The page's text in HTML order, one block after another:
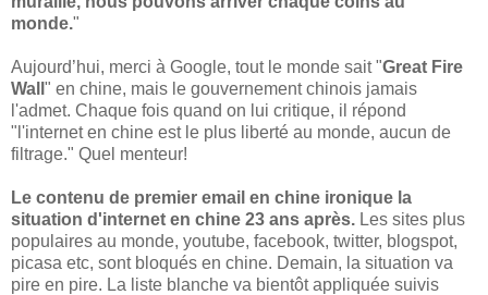
monde."
Aujourd’hui, merci à Google, tout le monde sait "Great Fire
Wall " en chine, mais le gouvernement chinois jamais
l'admet. Chaque fois quand on lui critique, il répond
"l'internet en chine est le plus liberté au monde, aucun de
filtrage." Quel menteur!
Le contenu de premier email en chine ironique la
situation d'internet en chine 23 ans après. Les sites plus
populaires au monde, youtube, facebook, twitter, blogspot,
picasa etc, sont bloqués en chine. Demain, la situation va
pire en pire. La liste blanche va bientôt appliquée suivis